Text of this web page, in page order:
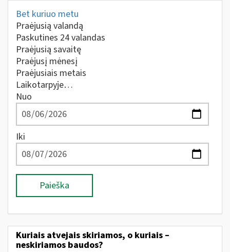
Bet kuriuo metu
Praėjusią valandą
Paskutines 24 valandas
Praėjusią savaitę
Praėjusį mėnesį
Praėjusiais metais
Laikotarpyje…
Nuo
Iki
Paieška
Kuriais atvejais skiriamos, o kuriais –
neskiriamos baudos?